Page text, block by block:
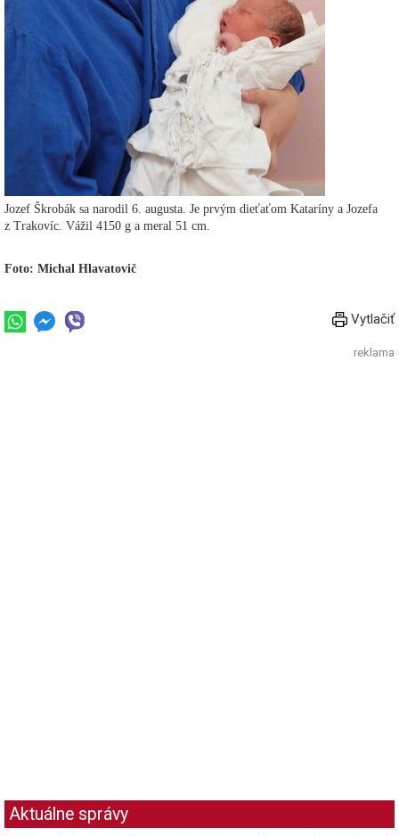
Jozef Škrobák sa narodil 6. augusta. Je prvým dieťaťom Kataríny a Jozefa
z Trakovíc. Vážil 4150 g a meral 51 cm.
Foto: Michal Hlavatovič
Vytlačiť
reklama
Aktuálne správy